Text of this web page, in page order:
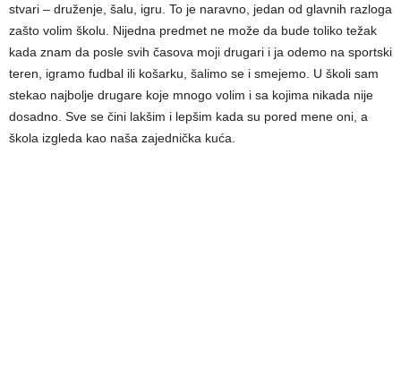
stvari – druženje, šalu, igru. To je naravno, jedan od glavnih razloga
zašto volim školu. Nijedna predmet ne može da bude toliko težak
kada znam da posle svih časova moji drugari i ja odemo na sportski
teren, igramo fudbal ili košarku, šalimo se i smejemo. U školi sam
stekao najbolje drugare koje mnogo volim i sa kojima nikada nije
dosadno. Sve se čini lakšim i lepšim kada su pored mene oni, a
škola izgleda kao naša zajednička kuća.